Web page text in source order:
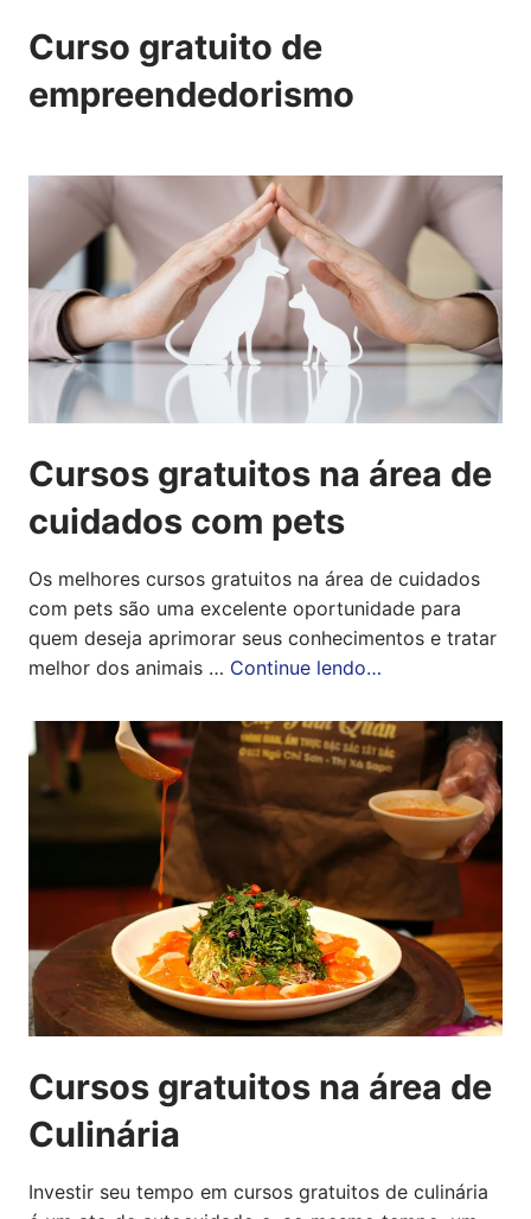
Curso gratuito de
empreendedorismo
Cursos gratuitos na área de
cuidados com pets
Os melhores cursos gratuitos na área de cuidados
com pets são uma excelente oportunidade para
quem deseja aprimorar seus conhecimentos e tratar
melhor dos animais … Continue lendo…
Cursos gratuitos na área de
Culinária
Investir seu tempo em cursos gratuitos de culinária